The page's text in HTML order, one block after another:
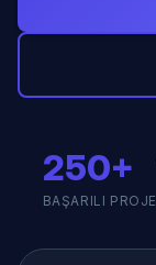
250+
BAŞARILI PROJE